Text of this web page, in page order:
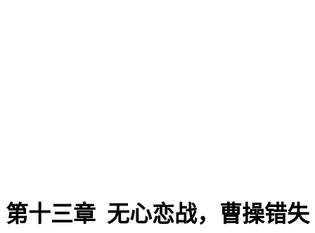
第十三章 无心恋战，曹操错失